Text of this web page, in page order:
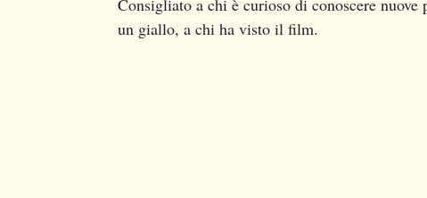
Consigliato a chi è curioso di conoscere
un giallo, a chi ha visto il film.